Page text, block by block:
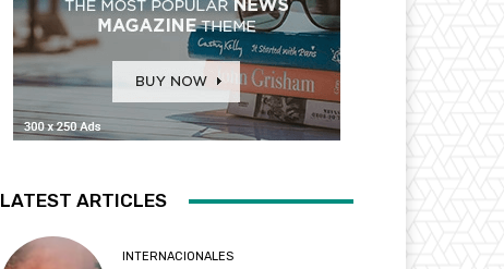
LATEST ARTICLES
INTERNACIONALES